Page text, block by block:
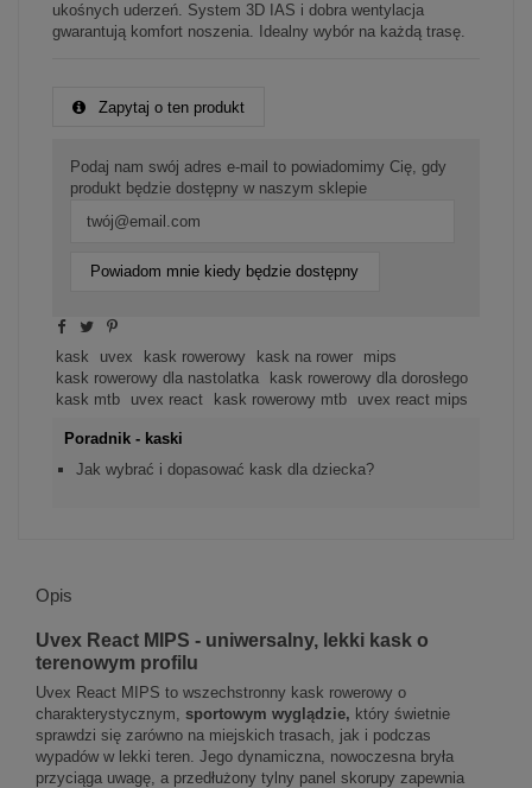
ukośnych uderzeń. System 3D IAS i dobra wentylacja
gwarantują komfort noszenia. Idealny wybór na każdą trasę.
Zapytaj o ten produkt
Podaj nam swój adres e-mail to powiadomimy Cię, gdy
produkt będzie dostępny w naszym sklepie
Powiadom mnie kiedy będzie dostępny
kask uvex kask rowerowy kask na rower
mips
kask rowerowy dla nastolatka
kask rowerowy dla dorosłego
kask mtb
uvex react kask rowerowy mtb uvex react mips
Poradnik - kaski
Jak wybrać i dopasować kask dla dziecka?
Opis
Uvex React MIPS - uniwersalny, lekki kask o
terenowym profilu
Uvex React MIPS to wszechstronny kask rowerowy o
charakterystycznym, sportowym wyglądzie, który świetnie
sprawdzi się zarówno na miejskich trasach, jak i podczas
wypadów w lekki teren. Jego dynamiczna, nowoczesna bryła
przyciąga uwagę, a przedłużony tylny panel skorupy zapewnia